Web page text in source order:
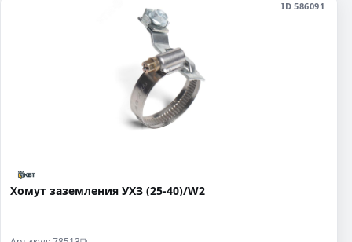
ID 586091
Хомут заземления УХЗ (25-40)/W2